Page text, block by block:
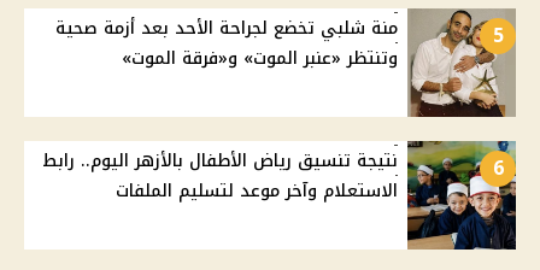
5
منة شلبي تخضع لجراحة الأحد بعد أزمة صحية
وتنتظر «عنبر الموت» و«فرقة الموت»
6
نتيجة تنسيق رياض الأطفال بالأزهر اليوم.. رابط
الاستعلام وآخر موعد لتسليم الملفات